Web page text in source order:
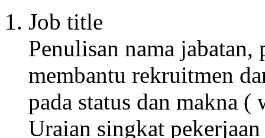
Job title
Penulisan nama jabatan,
membantu rekruitmen
pada status dan makna (
Uraian singkat